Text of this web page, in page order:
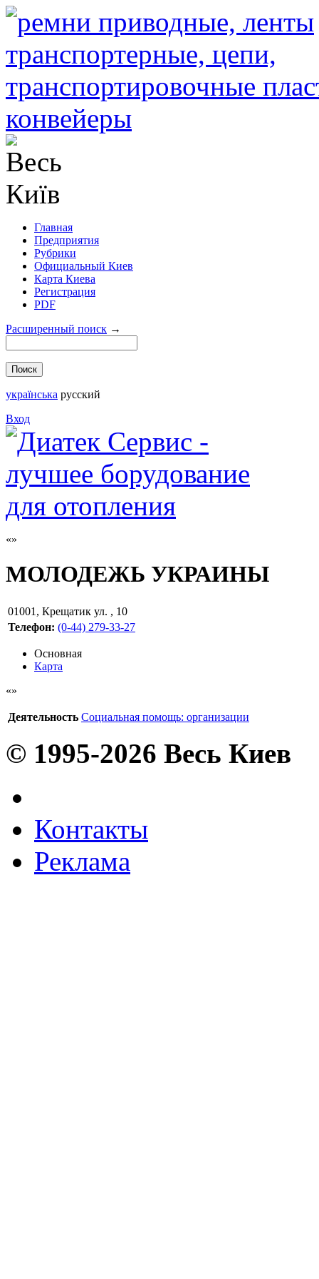
Главная
Предприятия
Рубрики
Официальный Киев
Карта Киева
Регистрация
PDF
Расширенный поиск →
українська русский
Вход
МОЛОДЕЖЬ УКРАИНЫ
01001 , Крещатик ул. , 10
Телефон: (0-44) 279-33-27
Основная
Карта
Деятельность Социальная помощь: организации
© 1995-2026 Весь Киев
Контакты
Реклама